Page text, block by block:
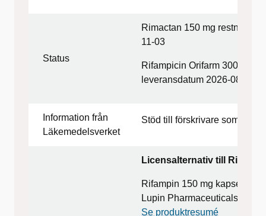
Status
Rimactan 150 mg
11-03
Rifampicin Orifarm 300 mg
leveransdatum 2026-08-07
Information från
Läkemedelsverket
Stöd till förskrivare som ska
Licensalternativ till
Rifampin 150 mg kapsel 30
Lupin Pharmaceuticals, Inc.
Se produktresumé